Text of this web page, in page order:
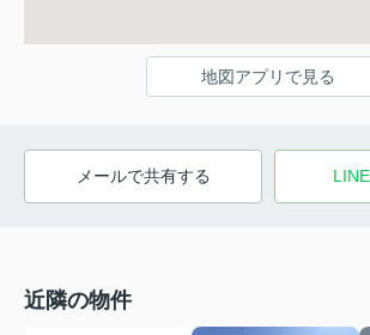
地図アプリで見る
メールで共有する
近隣の物件